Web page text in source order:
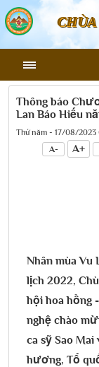
Thông báo
Lan Báo Hiếu
Thứ năm - 17/08/
A-
A+
Nhân mùa Vu
lịch 2022,
hội hoa hồng
nghệ chào
ca sỹ Sao
hương, Tổ